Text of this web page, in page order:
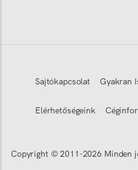
Sajtókapcsolat Gyakran
Elérhetőségeink
Copyright © 2011-2026 Minden